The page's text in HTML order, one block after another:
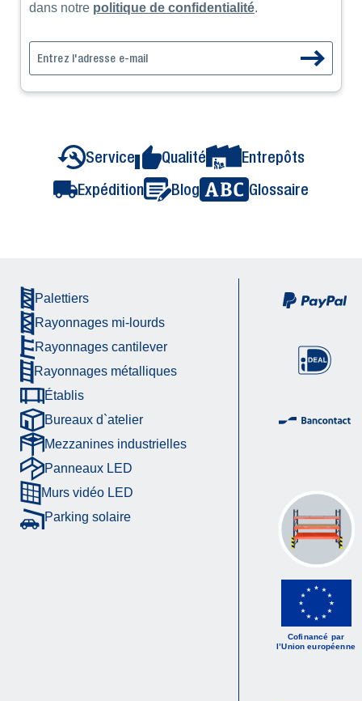
dans notre politique de confidentialité.
Service Qualité
Entrepôts
Expédition
Blog Glossaire
Palettiers
Rayonnages mi-lourds
Rayonnages cantilever
Rayonnages métalliques
Établis
Bureaux d`atelier
Mezzanines industrielles
Panneaux LED
Murs vidéo LED
Parking solaire
Cofinancé par
l’Union européenne